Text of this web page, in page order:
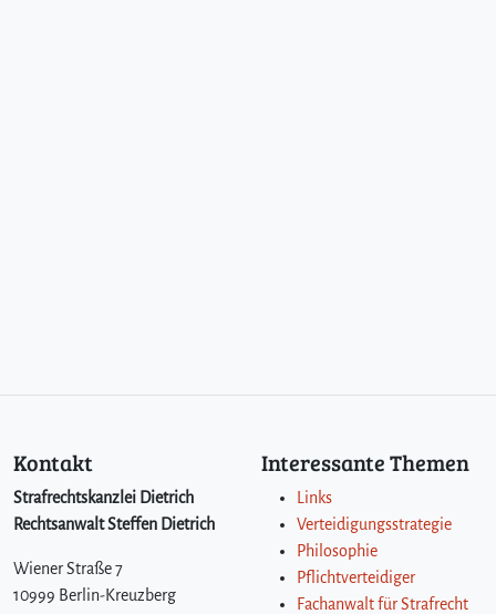
Kontakt
Strafrechtskanzlei Dietrich
Rechtsanwalt Steffen Dietrich
Wiener Straße 7
10999 Berlin-Kreuzberg
Interessante Themen
Links
Verteidigungsstrategie
Philosophie
Pflichtverteidiger
Fachanwalt für Strafrecht